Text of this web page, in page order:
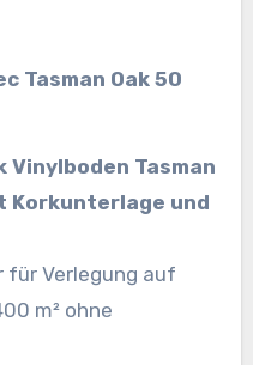
Tasman Oak 50
Vinylboden Tasman
Korkunterlage und
für Verlegung auf
m² ohne